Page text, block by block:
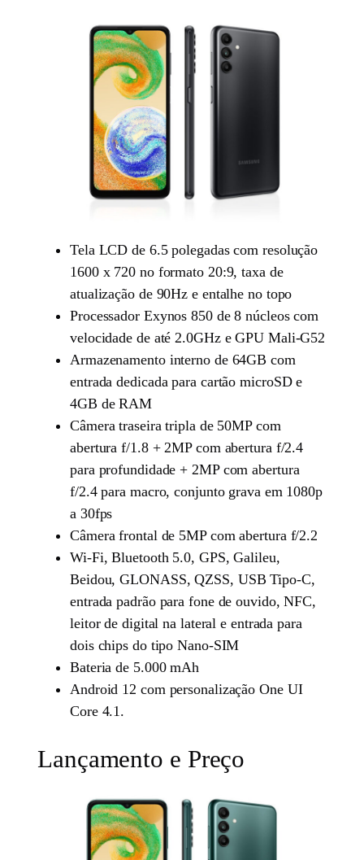
Tela LCD de 6.5 polegadas com resolução
1600 x 720 no formato 20:9, taxa de
atualização de 90Hz e entalhe no topo
Processador Exynos 850 de 8 núcleos com
velocidade de até 2.0GHz e GPU Mali-G52
Armazenamento interno de 64GB com
entrada dedicada para cartão microSD e
4GB de RAM
Câmera traseira tripla de 50MP com
abertura f/1.8 + 2MP com abertura f/2.4
para profundidade + 2MP com abertura
f/2.4 para macro, conjunto grava em 1080p
a 30fps
Câmera frontal de 5MP com abertura f/2.2
Wi-Fi, Bluetooth 5.0, GPS, Galileu,
Beidou, GLONASS, QZSS, USB Tipo-C,
entrada padrão para fone de ouvido, NFC,
leitor de digital na lateral e entrada para
dois chips do tipo Nano-SIM
Bateria de 5.000 mAh
Android 12 com personalização One UI
Core 4.1.
Lançamento e Preço